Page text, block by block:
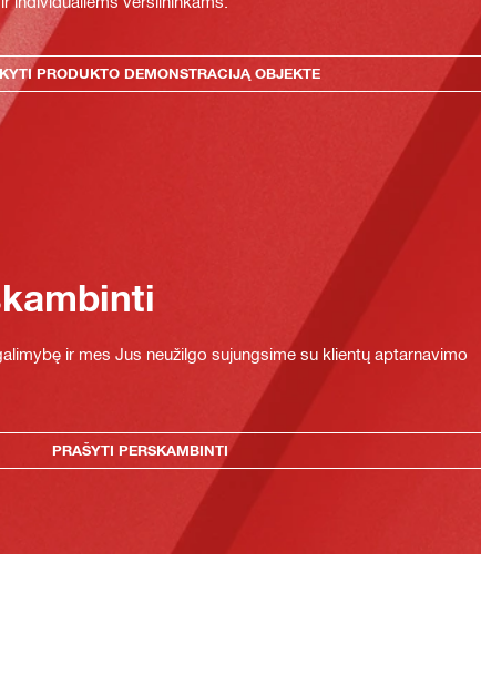
PRODUKTO DEMONSTRACIJĄ OBJEKTE
ir mes Jus neužilgo sujungsime su klientų aptarnavimo
PRAŠYTI PERSKAMBINTI